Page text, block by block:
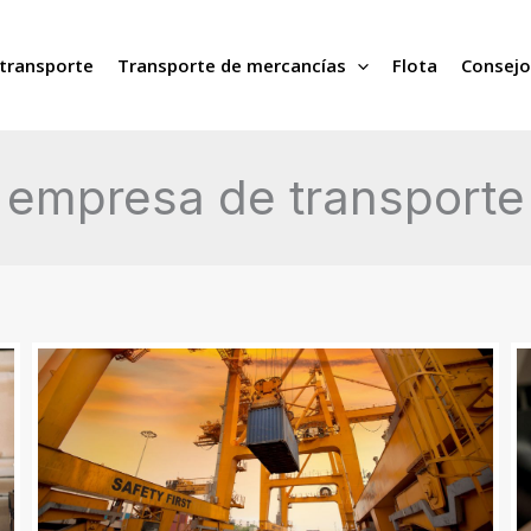
Transporte de mercancías Flota
empresa de transporte
Claves
para
elegir
el
mejor
método